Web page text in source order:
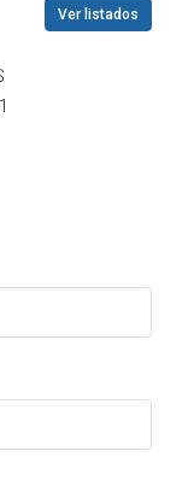
Ver listados